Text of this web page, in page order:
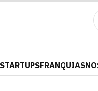
STARTUPSFRANQUIAS